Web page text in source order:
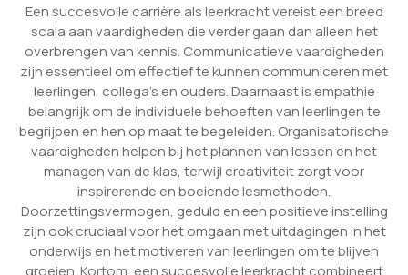
Een succesvolle carrière als leerkracht vereist een breed
scala aan vaardigheden die verder gaan dan alleen het
overbrengen van kennis. Communicatieve vaardigheden
zijn essentieel om effectief te kunnen communiceren met
leerlingen, collega’s en ouders. Daarnaast is empathie
belangrijk om de individuele behoeften van leerlingen te
begrijpen en hen op maat te begeleiden. Organisatorische
vaardigheden helpen bij het plannen van lessen en het
managen van de klas, terwijl creativiteit zorgt voor
inspirerende en boeiende lesmethoden.
Doorzettingsvermogen, geduld en een positieve instelling
zijn ook cruciaal voor het omgaan met uitdagingen in het
onderwijs en het motiveren van leerlingen om te blijven
groeien. Kortom, een succesvolle leerkracht combineert